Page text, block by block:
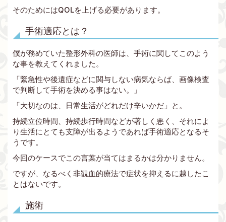
そのためにはQOLを上げる必要があります。
手術適応とは？
僕が務めていた整形外科の医師は、手術に関してこのよう
な事を教えてくれました。
「緊急性や後遺症などに関与しない病気ならば、画像検査
で判断して手術を決める事はない。」
「大切なのは、日常生活がどれだけ辛いかだ」と。
持続立位時間、持続歩行時間などが著しく悪く、それによ
り生活にとても支障が出るようであれば手術適応となるそ
うです。
今回のケースでこの言葉が当てはまるかは分かりません。
ですが、なるべく非観血的療法で症状を抑えるに越したこ
とはないです。
施術